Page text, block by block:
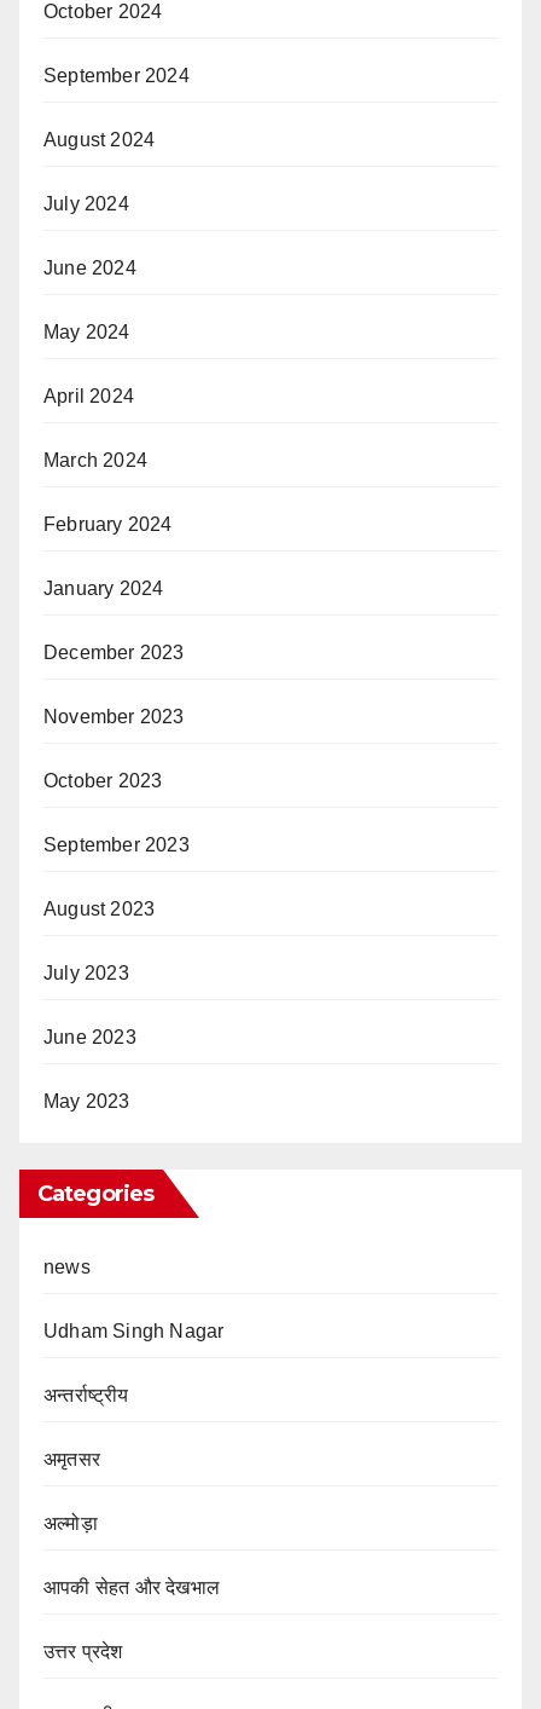
October 2024
September 2024
August 2024
July 2024
June 2024
May 2024
April 2024
March 2024
February 2024
January 2024
December 2023
November 2023
October 2023
September 2023
August 2023
July 2023
June 2023
May 2023
Categories
news
Udham Singh Nagar
अन्तर्राष्ट्रीय
अमृतसर
अल्मोड़ा
आपकी सेहत और देखभाल
उत्तर प्रदेश